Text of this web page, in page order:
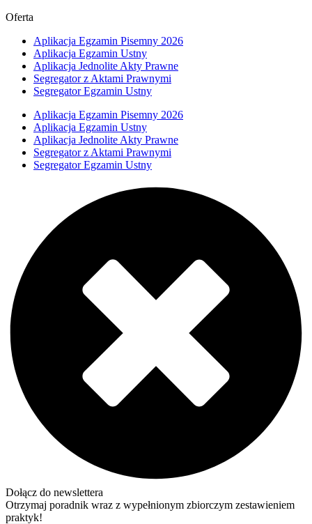
Oferta
Aplikacja Egzamin Pisemny 2026
Aplikacja Egzamin Ustny
Aplikacja Jednolite Akty Prawne
Segregator z Aktami Prawnymi
Segregator Egzamin Ustny
Aplikacja Egzamin Pisemny 2026
Aplikacja Egzamin Ustny
Aplikacja Jednolite Akty Prawne
Segregator z Aktami Prawnymi
Segregator Egzamin Ustny
Dołącz do newslettera
Otrzymaj poradnik wraz z wypełnionym zbiorczym zestawieniem
praktyk!